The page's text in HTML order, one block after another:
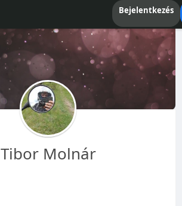
Bejelentkezés
Tibor Molnár